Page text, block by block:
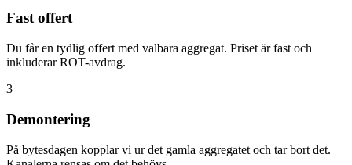
Fast offert
Du får en tydlig offert med valbara aggregat. Priset är fast och
inkluderar ROT-avdrag.
3
Demontering
På bytesdagen kopplar vi ur det gamla aggregatet och tar bort det.